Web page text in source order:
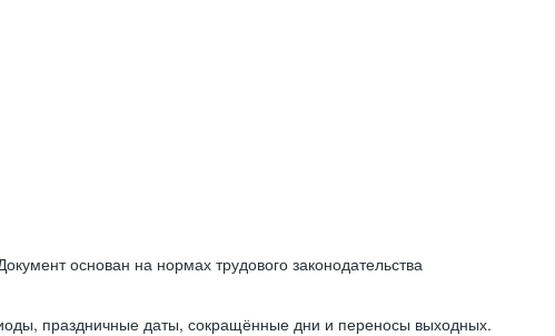
основан на нормах трудового законодательства
праздничные даты, сокращённые дни и переносы выходных.